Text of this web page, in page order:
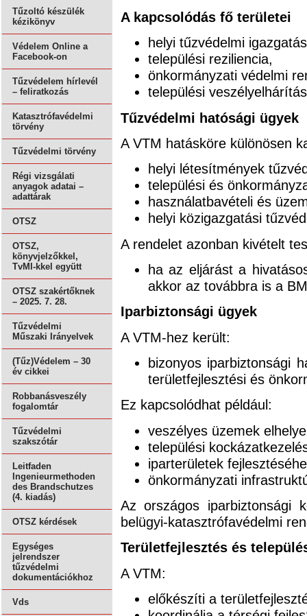
Tűzoltó készülék
kézikönyv
Védelem Online a
Facebook-on
Tűzvédelem hírlevél
– feliratkozás
Katasztrófavédelmi
törvény
Tűzvédelmi törvény
Régi vizsgálati
anyagok adatai –
adattárak
OTSZ
OTSZ,
könyvjelzőkkel,
TvMI-kkel együtt
OTSZ szakértőknek
– 2025. 7. 28.
Tűzvédelmi
Műszaki Irányelvek
(Tűz)Védelem – 30
év cikkei
Robbanásveszély
fogalomtár
Tűzvédelmi
szakszótár
Leitfaden
Ingenieurmethoden
des Brandschutzes
(4. kiadás)
OTSZ kérdések
Egységes
jelrendszer
tűzvédelmi
dokumentációkhoz
Vds
A kapcsolódás fő területei
helyi tűzvédelmi
települési reziliencia,
önkormányzati védelmi
települési
Tűzvédelmi hatósági ügyek
A VTM hatásköre különösen
helyi létesítmények
települési és
használatbavételi és
helyi közigazgatási
A rendelet azonban kivételt
ha az eljárást a
akkor az továbbra is a
Iparbiztonsági ügyek
A VTM-hez került:
bizonyos iparbiztonsági
területfejlesztési és
Ez kapcsolódhat például:
veszélyes üzemek
települési
iparterületek
önkormányzati
Az országos iparbiztonsági
belügyi-katasztrófavédelmi
Területfejlesztés és
A VTM:
előkészíti a